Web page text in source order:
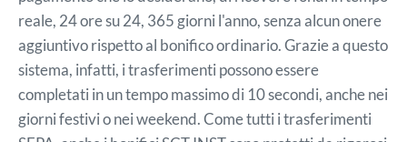
reale, 24 ore su 24, 365 giorni l'anno, senza alcun onere
aggiuntivo rispetto al bonifico ordinario. Grazie a questo
sistema, infatti, i trasferimenti possono essere
completati in un tempo massimo di 10 secondi, anche nei
giorni festivi o nei weekend. Come tutti i trasferimenti